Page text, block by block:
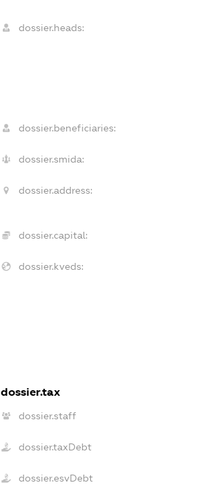
dossier.heads:
dossier.beneficiaries:
dossier.smida:
dossier.address:
dossier.capital:
dossier.kveds:
dossier.tax
dossier.staff
dossier.taxDebt
dossier.esvDebt